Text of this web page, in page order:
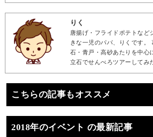
りく
唐揚げ・フライドポテトなど
きな一児のパパ、りくです。
石・青戸・高砂あたりを中心
立石でせんべろツアーしてみ
こちらの記事もオススメ
2018年のイベント の最新記事